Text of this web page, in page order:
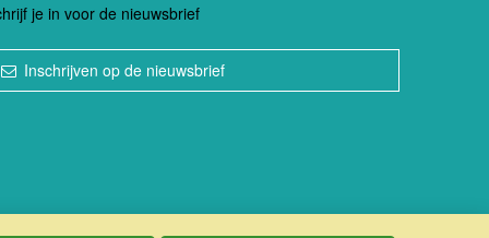
je in voor de nieuwsbrief
Inschrijven op de nieuwsbrief